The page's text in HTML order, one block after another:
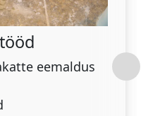
eemaldus